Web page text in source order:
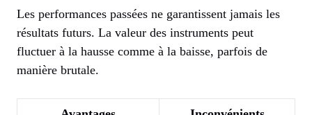
Les performances passées ne garantissent jamais les
résultats futurs. La valeur des instruments peut
fluctuer à la hausse comme à la baisse, parfois de
manière brutale.